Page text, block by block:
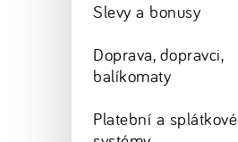
Slevy a bonusy
Doprava, dopravci,
balíkomaty
Platební a splátkové